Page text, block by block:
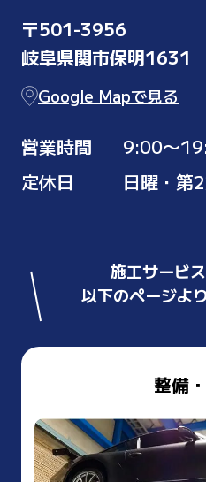
〒501-3956
岐阜県関市保明1631
Google Mapで見る
営業時間
9:00〜
定休日
日曜・第
施工サービ
以下のページよ
整備